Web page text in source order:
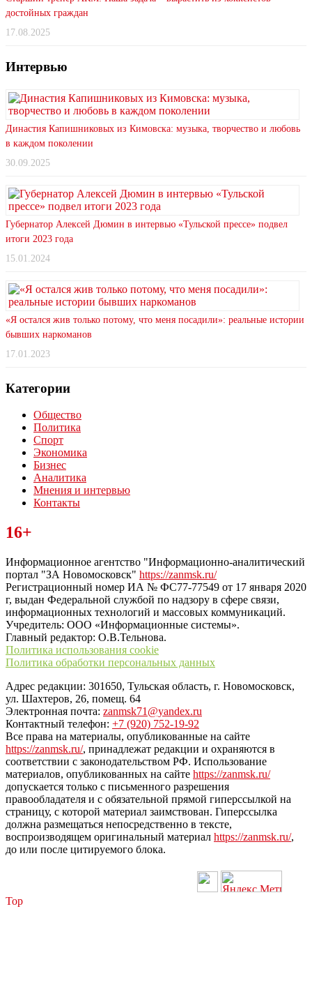
достойных граждан
17.08.2025
Интервью
Династия Капишниковых из Кимовска: музыка, творчество и любовь
в каждом поколении
30.09.2025
Губернатор Алексей Дюмин в интервью «Тульской прессе» подвел
итоги 2023 года
15.01.2024
«Я остался жив только потому, что меня посадили»: реальные истории
бывших наркоманов
17.01.2023
Категории
Общество
Политика
Спорт
Экономика
Бизнес
Аналитика
Мнения и интервью
Контакты
Читайте последние новости дня в Тульской области на сайте
“ЗаНовомосковск”
16+
Информационное агентство "Информационно-аналитический
портал "ЗА Новомосковск" https://zanmsk.ru/
Регистрационный номер ИА № ФС77-77549 от 17 января 2020
г, выдан Федеральной службой по надзору в сфере связи,
информационных технологий и массовых коммуникаций.
Учредитель: ООО «Информационные системы».
Главный редактор: О.В.Тельнова.
Политика использования cookie
Политика обработки персональных данных
Адрес редакции: 301650, Тульская область, г. Новомосковск,
ул. Шахтеров, 26, помещ. 64
Электронная почта: zanmsk71@yandex.ru
Контактный телефон: +7 (920) 752-19-92
Все права на материалы, опубликованные на сайте
https://zanmsk.ru/, принадлежат редакции и охраняются в
соответствии с законодательством РФ. Использование
материалов, опубликованных на сайте https://zanmsk.ru/
допускается только с письменного разрешения
правообладателя и с обязательной прямой гиперссылкой на
страницу, с которой материал заимствован. Гиперссылка
должна размещаться непосредственно в тексте,
воспроизводящем оригинальный материал https://zanmsk.ru/,
до или после цитируемого блока.
Top